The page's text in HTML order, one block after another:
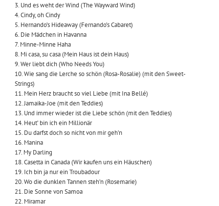
3. Und es weht der Wind (The Wayward Wind)
4. Cindy, oh Cindy
5. Hernando’s Hideaway (Fernando’s Cabaret)
6. Die Mädchen in Havanna
7. Minne-Minne Haha
8. Mi casa, su casa (Mein Haus ist dein Haus)
9. Wer liebt dich (Who Needs You)
10. Wie sang die Lerche so schön (Rosa-Rosalie) (mit den Sweet-
Strings)
11. Mein Herz braucht so viel Liebe (mit Ina Bellé)
12. Jamaika-Joe (mit den Teddies)
13. Und immer wieder ist die Liebe schön (mit den Teddies)
14. Heut’ bin ich ein Millionär
15. Du darfst doch so nicht von mir geh’n
16. Manina
17. My Darling
18. Casetta in Canada (Wir kaufen uns ein Häuschen)
19. Ich bin ja nur ein Troubadour
20. Wo die dunklen Tannen steh’n (Rosemarie)
21. Die Sonne von Samoa
22. Miramar